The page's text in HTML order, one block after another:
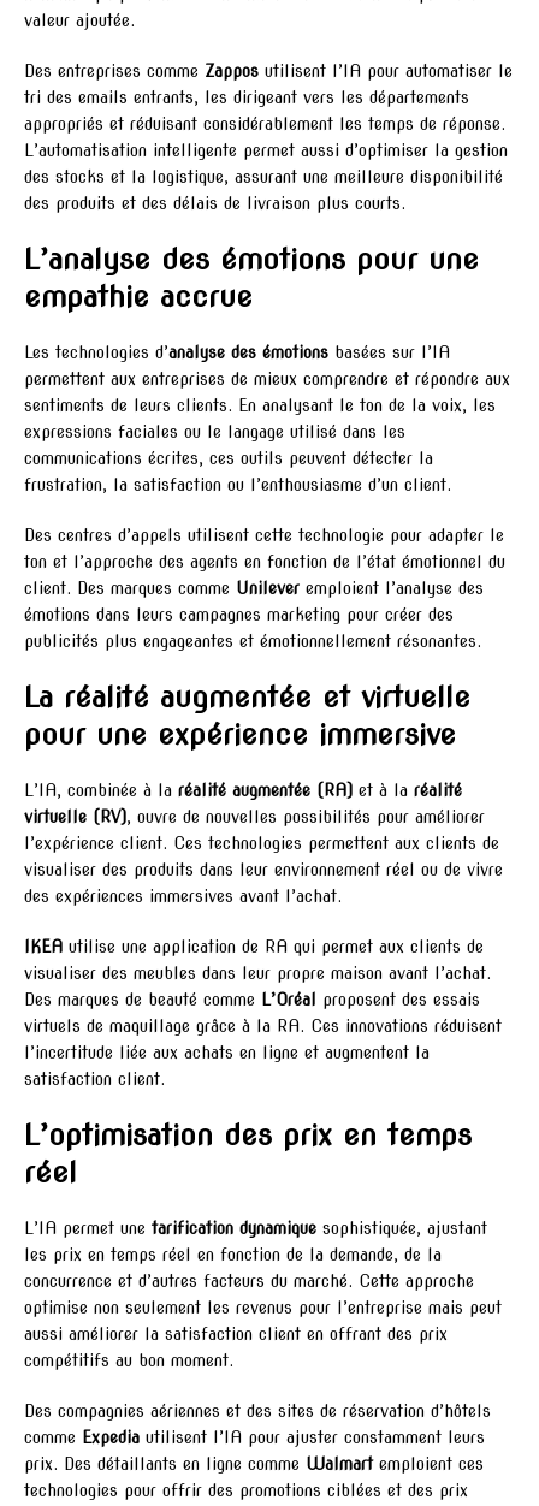
valeur ajoutée.
Des entreprises comme Zappos utilisent l’IA pour automatiser le
tri des emails entrants, les dirigeant vers les départements
appropriés et réduisant considérablement les temps de réponse.
L’automatisation intelligente permet aussi d’optimiser la gestion
des stocks et la logistique, assurant une meilleure disponibilité
des produits et des délais de livraison plus courts.
L’analyse des émotions pour une
empathie accrue
Les technologies d’analyse des émotions basées sur l’IA
permettent aux entreprises de mieux comprendre et répondre aux
sentiments de leurs clients. En analysant le ton de la voix, les
expressions faciales ou le langage utilisé dans les
communications écrites, ces outils peuvent détecter la
frustration, la satisfaction ou l’enthousiasme d’un client.
Des centres d’appels utilisent cette technologie pour adapter le
ton et l’approche des agents en fonction de l’état émotionnel du
client. Des marques comme Unilever emploient l’analyse des
émotions dans leurs campagnes marketing pour créer des
publicités plus engageantes et émotionnellement résonantes.
La réalité augmentée et virtuelle
pour une expérience immersive
L’IA, combinée à la réalité augmentée (RA) et à la réalité
virtuelle (RV), ouvre de nouvelles possibilités pour améliorer
l’expérience client. Ces technologies permettent aux clients de
visualiser des produits dans leur environnement réel ou de vivre
des expériences immersives avant l’achat.
IKEA utilise une application de RA qui permet aux clients de
visualiser des meubles dans leur propre maison avant l’achat.
Des marques de beauté comme L’Oréal
proposent des essais
virtuels de maquillage grâce à la RA. Ces innovations réduisent
l’incertitude liée aux achats en ligne et augmentent la
satisfaction client.
L’optimisation des prix en temps
réel
L’IA permet une tarification dynamique sophistiquée, ajustant
les prix en temps réel en fonction de la demande, de la
concurrence et d’autres facteurs du marché. Cette approche
optimise non seulement les revenus pour l’entreprise mais peut
aussi améliorer la satisfaction client en offrant des prix
compétitifs au bon moment.
Des compagnies aériennes et des sites de réservation d’hôtels
comme Expedia utilisent l’IA pour ajuster constamment leurs
prix. Des détaillants en ligne comme Walmartemploient ces
technologies pour offrir des promotions ciblées et des prix